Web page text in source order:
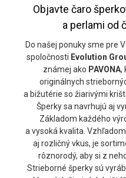
Objavte čaro
a perlami od
Do našej ponuky sme pre
spoločnosti Evolution
známej ako PAVONA,
originálnych
a bižutérie so žiarivými
Šperky sa navrhujú aj
Základom každého
a vysoká kvalita.
aj rozličný vkus, je
rôznorodý, aby si z
Strieborné šperky sú